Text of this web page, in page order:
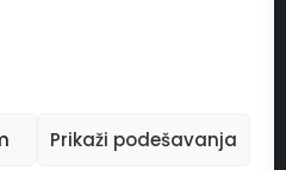
Prikaži podešavanja